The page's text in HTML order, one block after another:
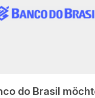
do Brasil